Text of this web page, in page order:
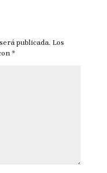
publicada. Los
*